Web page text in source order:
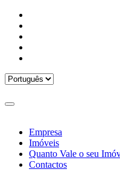
Empresa
Imóveis
Quanto Vale o seu
Contactos